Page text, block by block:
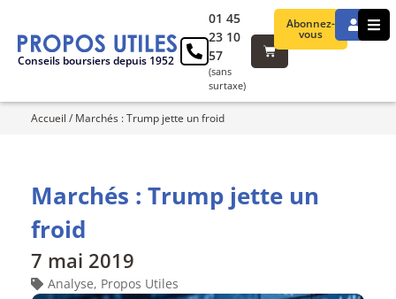
Conseils boursiers depuis 1952
Abonnez-
vous
01 45
23 10
57
(sans
surtaxe)
Accueil / Marchés : Trump jette un froid
Marchés : Trump jette un
froid
7 mai 2019
Analyse, Propos Utiles